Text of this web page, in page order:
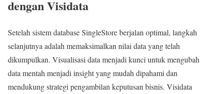
dengan Visidata
Setelah sistem database SingleStore berjalan optimal, langkah
selanjutnya adalah memaksimalkan nilai data yang telah
dikumpulkan. Visualisasi data menjadi kunci untuk mengubah
data mentah menjadi insight yang mudah dipahami dan
mendukung strategi pengambilan keputusan bisnis. Visidata